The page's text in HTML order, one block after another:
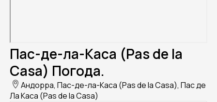
Пас-де-ла-Каса (Pas de la
Casa) Погода.
Андорра, Пас-де-ла-Каса (Pas de la Casa), Пас де
Ла Каса (Pas de la Casa)